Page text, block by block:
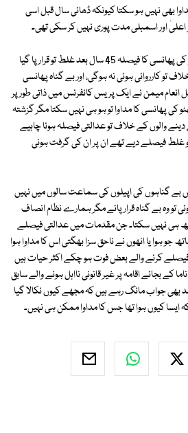
بھی نہیں ہو سکتا کیونکہ ڈھائی سال قبل اسی
اعلیٰ اور اسمبلی مدت پوری نہیں کر سکی تھی۔
سابق وزیر اعظم ذوالفقار علی بھٹو کی پھانسی کا فیصلہ 45 سال بعد غلط تو قرار پا گیا
تو کارروائی ہوئی نہ ہوگی، اور بے گناہ پھانسی
انعام میمن نے ایک پریس کانفرنس میں ذاتی طور پر
کی پھانسی کا مداوا تو ہو ہی نہیں سکتا مگر گزشتہ
والوں کے خلاف تو عدالتی فیصلہ ہونا چاہیے
غلط فیصلے دیے تھے ان پر ان کی گرفت ہونی
بے گناہوں کی اپیلوں کی سماعت سالوں میں نہیں
وہ بے گناہ قرار پائے مگر ہمارے نظام انصاف
ہی نہیں سکتا۔ جن مقدمات میں عدالتی فیصلے
جو ہوا یا انھوں نے ناحق سزا بھگتی اس کا مداوا ہوا
کرنے والے بعض فوت ہو چکے اکثر حیات ہیں
کے بجائے اقامہ پر غیر قانونی نااہل ہونے والے سابق
بھی جواب مانگ رہے ہیں کہ مجھے کیوں نکالا گیا
ایسا کیوں ہوا تھا جس کا مداوا ممکن ہی نہیں۔